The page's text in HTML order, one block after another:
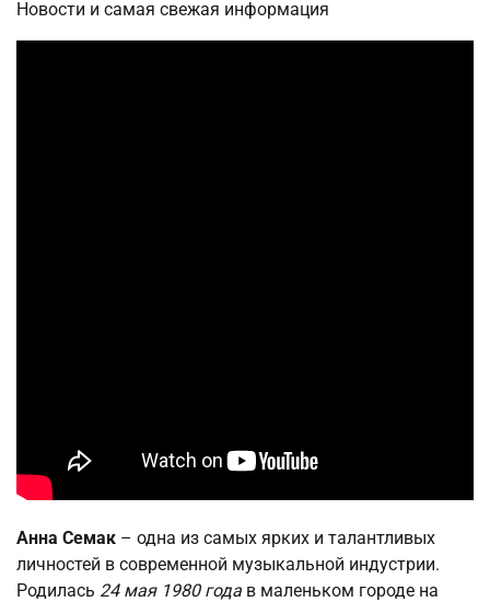
Анна Семак – одна из самых ярких и талантливых
личностей в современной музыкальной индустрии.
Родилась 24 мая 1980 года в маленьком городе на